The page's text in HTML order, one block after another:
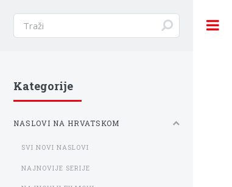
Kategorije
NASLOVI NA HRVATSKOM
SVI NOVI NASLOVI
NAJNOVIJE SERIJE